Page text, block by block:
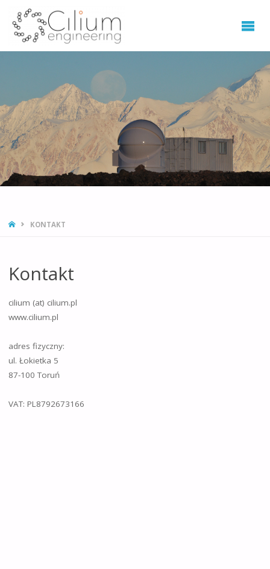
STRONA
KONTAKT
Kontakt
cilium (at) cilium.pl
www.cilium.pl
adres fizyczny:
ul. Łokietka 5
87-100 Toruń
VAT: PL8792673166